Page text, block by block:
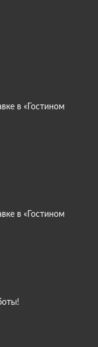
в «Гостином
в «Гостином